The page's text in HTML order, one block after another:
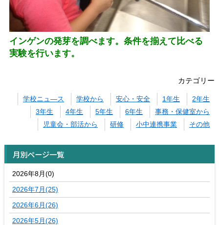
インゲンの発芽を調べます。条件を揃えて比べる
実験を行います。
カテゴリー
学校ニュ―ス 学校から 安心・安全 1年生
2年生
3年生
4年生 5年生 6年生
事務・保健室から
児童会・部活から
研修 小中連携事業 その他
月別ページ一覧
2026年8月(0)
2026年7月(25)
2026年6月(26)
2026年5月(26)